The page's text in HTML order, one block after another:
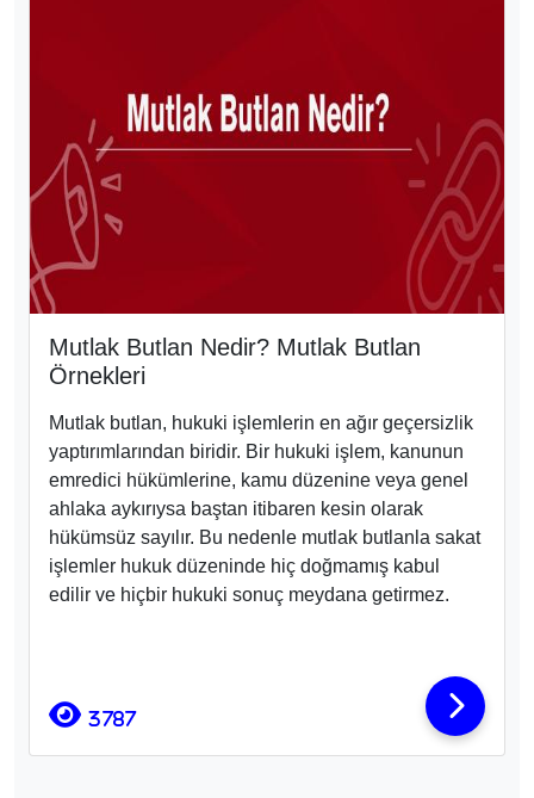
Mutlak Butlan Nedir? Mutlak Butlan
Örnekleri
Mutlak butlan, hukuki işlemlerin en ağır geçersizlik
yaptırımlarından biridir. Bir hukuki işlem, kanunun
emredici hükümlerine, kamu düzenine veya genel
ahlaka aykırıysa baştan itibaren kesin olarak
hükümsüz sayılır. Bu nedenle mutlak butlanla sakat
işlemler hukuk düzeninde hiç doğmamış kabul
edilir ve hiçbir hukuki sonuç meydana getirmez.
3787